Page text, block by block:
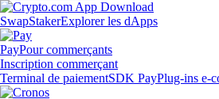
SwapStakerExplorer les dApps
PayPour commerçants
Inscription commerçant
Terminal de paiementSDK PayPlug-ins e-